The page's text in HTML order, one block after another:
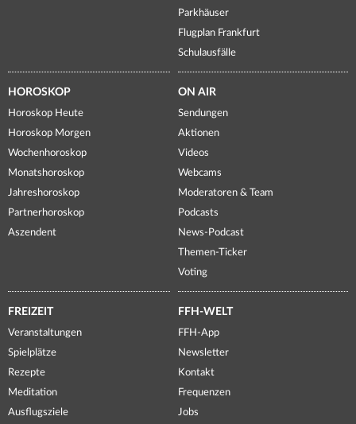
Parkhäuser
Flugplan Frankfurt
Schulausfälle
HOROSKOP
Horoskop Heute
Horoskop Morgen
Wochenhoroskop
Monatshoroskop
Jahreshoroskop
Partnerhoroskop
Aszendent
ON AIR
Sendungen
Aktionen
Videos
Webcams
Moderatoren & Team
Podcasts
News-Podcast
Themen-Ticker
Voting
FREIZEIT
Veranstaltungen
Spielplätze
Rezepte
Meditation
Ausflugsziele
FFH-WELT
FFH-App
Newsletter
Kontakt
Frequenzen
Jobs